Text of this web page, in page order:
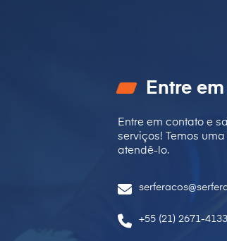
Entre
Entre em contato e
serviços! Temos
atendê-lo.
+55 (21) 2671-4133